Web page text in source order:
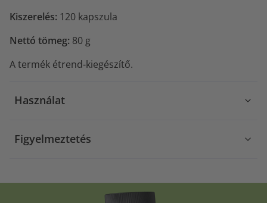
Kiszerelés: 120 kapszula
Nettó tömeg: 80 g
A termék étrend-kiegészítő.
Használat
Figyelmeztetés